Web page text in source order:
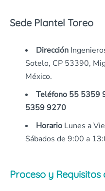
Sede Plantel Toreo
Dirección
Sotelo, CP 53390,
México.
Teléfono 55 5359
5359 9270
Horario Lunes a
Sábados de 9:00 a
Proceso y Requisitos